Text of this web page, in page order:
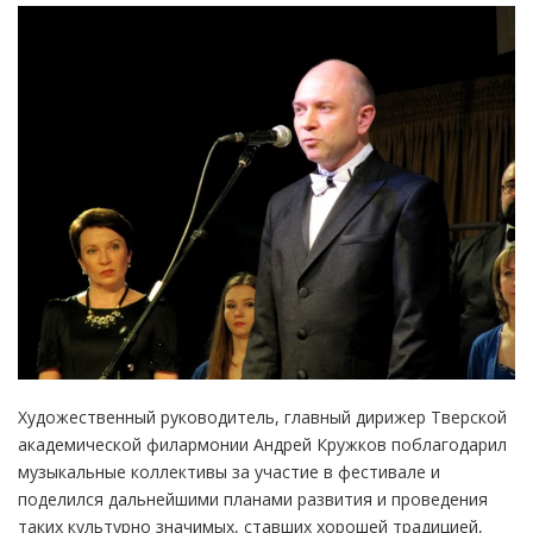
Художественный руководитель, главный дирижер Тверской
академической филармонии Андрей Кружков поблагодарил
музыкальные коллективы за участие в фестивале и
поделился дальнейшими планами развития и проведения
таких культурно значимых, ставших хорошей традицией,